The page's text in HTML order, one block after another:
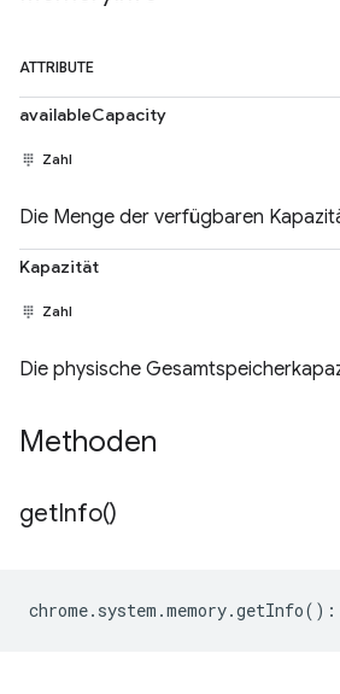
ATTRIBUTE
availableCapacity
Zahl
Die Menge der verfügbaren
Kapazität
Zahl
Die physische
Methoden
getInfo()
chrome. system .memory.getInfo() :